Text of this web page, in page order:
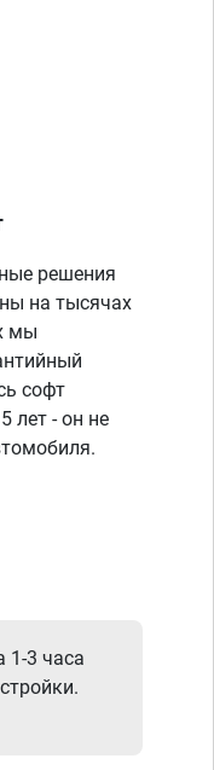
решения
на тысячах
мы
софт
лет - он не
1-3 часа